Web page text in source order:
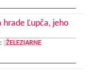
hrade Ľupča, jeho
ŽELEZIARNE